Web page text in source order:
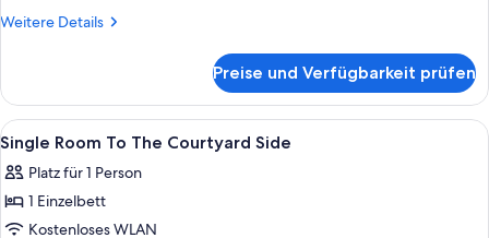
Weitere Details
Weitere
Einzelzimmer
(Französisch)
Preise und Verfügbarkeit prüfen
Alle
Fotos
für
Single
Room
Allergikerbettwaren, Zimmersafe,
7
Single Room To The Courtyard Side
Platz für 1 Person
1 Einzelbett
Kostenloses WLAN